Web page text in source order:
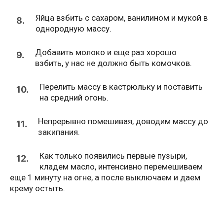
8.
Яйца взбить с сахаром, ванилином и мукой в
однородную массу.
9.
Добавить молоко и еще раз хорошо
взбить, у нас не должно быть комочков.
10.
Перелить массу в кастрюльку и поставить
на средний огонь.
11.
Непрерывно помешивая, доводим массу до
закипания.
12.
Как только появились первые пузыри,
кладем масло, интенсивно перемешиваем
еще 1 минуту на огне, а после выключаем и даем
крему остыть.